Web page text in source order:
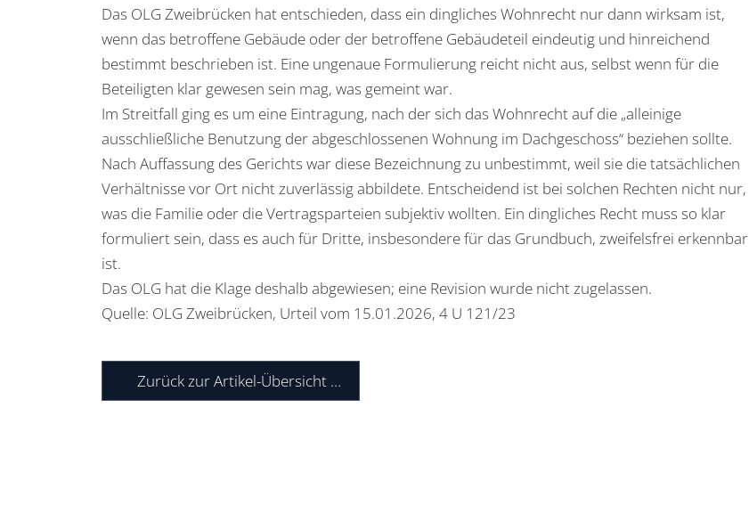
Das OLG Zweibrücken hat entschieden, dass ein dingliches Wohnrecht nur dann wirksam ist,
wenn das betroffene Gebäude oder der betroffene Gebäudeteil eindeutig und hinreichend
bestimmt beschrieben ist. Eine ungenaue Formulierung reicht nicht aus, selbst wenn für die
Beteiligten klar gewesen sein mag, was gemeint war.
Im Streitfall ging es um eine Eintragung, nach der sich das Wohnrecht auf die „alleinige
ausschließliche Benutzung der abgeschlossenen Wohnung im Dachgeschoss“ beziehen sollte.
Nach Auffassung des Gerichts war diese Bezeichnung zu unbestimmt, weil sie die tatsächlichen
Verhältnisse vor Ort nicht zuverlässig abbildete. Entscheidend ist bei solchen Rechten nicht nur,
was die Familie oder die Vertragsparteien subjektiv wollten. Ein dingliches Recht muss so klar
formuliert sein, dass es auch für Dritte, insbesondere für das Grundbuch, zweifelsfrei erkennbar
ist.
Das OLG hat die Klage deshalb abgewiesen; eine Revision wurde nicht zugelassen.
Quelle: OLG Zweibrücken, Urteil vom 15.01.2026, 4 U 121/23
Zurück zur Artikel-Übersicht …